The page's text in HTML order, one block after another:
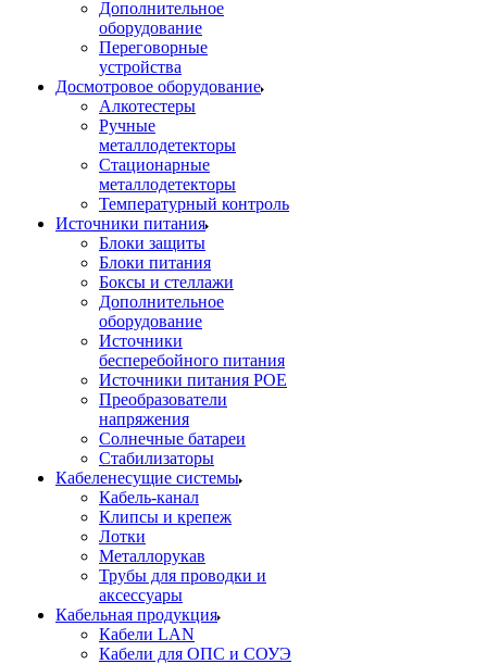
Дополнительное
оборудование
Переговорные
устройства
Досмотровое оборудование
Алкотестеры
Ручные
металлодетекторы
Стационарные
металлодетекторы
Температурный контроль
Источники питания
Блоки защиты
Блоки питания
Боксы и стеллажи
Дополнительное
оборудование
Источники
бесперебойного питания
Источники питания POE
Преобразователи
напряжения
Солнечные батареи
Стабилизаторы
Кабеленесущие системы
Кабель-канал
Клипсы и крепеж
Лотки
Металлорукав
Трубы для проводки и
аксессуары
Кабельная продукция
Кабели LAN
Кабели для ОПС и СОУЭ